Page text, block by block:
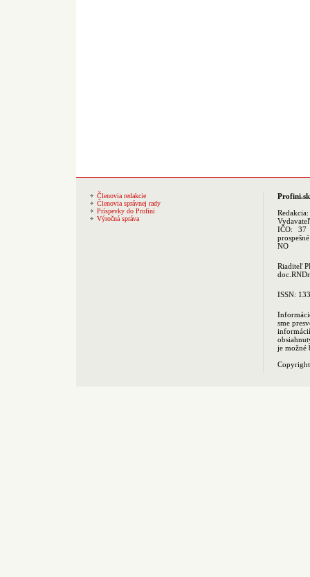
Členovia redakcie
Členovia správnej rady
Príspevky do Profini
Výročná správa
Profini.sk
Redakcia:
IČO: 37
NO
Riaditeľ
ISSN:
sme
je možné